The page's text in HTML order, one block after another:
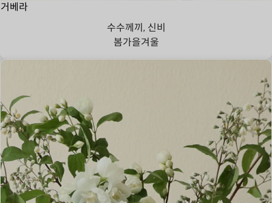
거베라
수수께끼, 신비
봄가을겨울